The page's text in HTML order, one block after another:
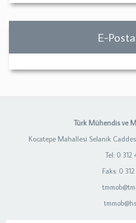
E-
Türk Mühendis ve
Kocatepe Mahallesi Selanik
Tel: 0 312
Faks: 0